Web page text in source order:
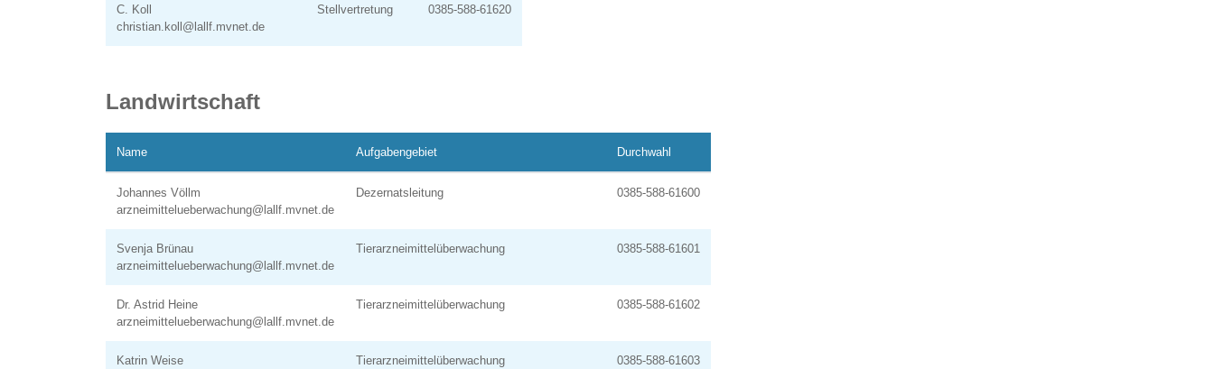
C. Koll
christian.koll@lallf.mvnet.de
Stellvertretung 0385-588-61620
Landwirtschaft
Name Aufgabengebiet Durchwahl
Johannes Völlm
arzneimittelueberwachung@lallf.mvnet.de
Dezernatsleitung 0385-588-61600
Svenja Brünau
arzneimittelueberwachung@lallf.mvnet.de
Tierarzneimittelüberwachung 0385-588-61601
Dr. Astrid Heine
arzneimittelueberwachung@lallf.mvnet.de
Tierarzneimittelüberwachung 0385-588-61602
Katrin Weise
Tierarzneimittelüberwachung 0385-588-61603